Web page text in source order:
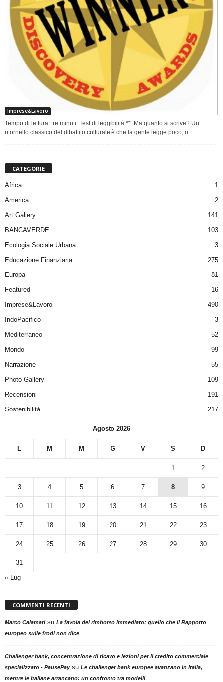
Imprese&Lavoro
Tempo di lettura: tre minuti. Test di leggibilità **. Ma quanto si scrive? Un
ritornello classico del dibattito culturale è che la gente legge poco, o...
CATEGORIE
Africa
1
America
2
Art Gallery
141
BANCAVERDE
103
Ecologia Sociale Urbana
3
Educazione Finanziaria
275
Europa
81
Featured
16
Imprese&Lavoro
490
IndoPacifico
3
Mediterraneo
52
Mondo
99
Narrazione
55
Photo Gallery
109
Recensioni
191
Sostenibilità
217
Agosto 2026
L M M G V S D
1 2
3 4 5 6 7 8 9
10 11 12 13 14 15 16
17 18 19 20 21 22 23
24 25 26 27 28 29 30
31
« Lug
COMMENTI RECENTI
Marco Calamarisu La favola del rimborso immediato: quello che il Rapporto
europeo sulle frodi non dice
Challenger bank, concentrazione di ricavo e lezioni per il credito commerciale
specializzato - PausePaysu Le challenger bank europee avanzano in Italia,
mentre le italiane arrancano: un confronto tra modelli